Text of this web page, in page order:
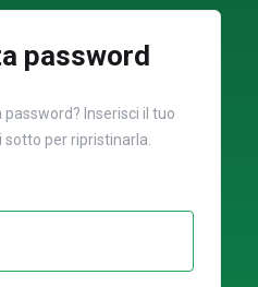
password
Inserisci il tuo
per ripristinarla.